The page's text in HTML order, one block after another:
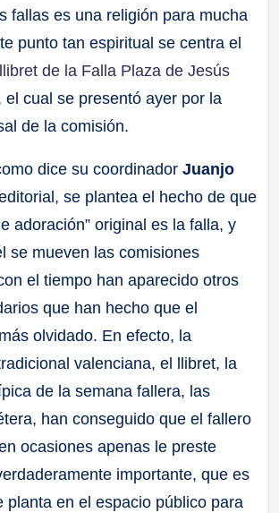
fallas es una religión para mucha
punto tan espiritual se centra el
llibret de la Falla Plaza de Jesús
el cual se presentó ayer por la
de la comisión.
dice su coordinador Juanjo
se plantea el hecho de que
adoración” original es la falla, y
se mueven las comisiones
el tiempo han aparecido otros
que han hecho que el
olvidado. En efecto, la
valenciana, el llibret, la
de la semana fallera, las
han conseguido que el fallero
ocasiones apenas le preste
importante, que es
planta en el espacio público para